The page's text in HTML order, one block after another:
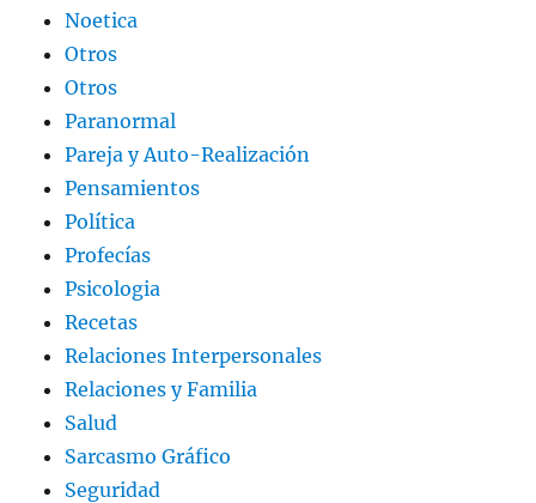
Noetica
Otros
Otros
Paranormal
Pareja y Auto-Realización
Pensamientos
Política
Profecías
Psicologia
Recetas
Relaciones Interpersonales
Relaciones y Familia
Salud
Sarcasmo Gráfico
Seguridad